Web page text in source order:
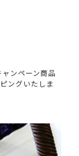
ンペーン商品
ングいたしま